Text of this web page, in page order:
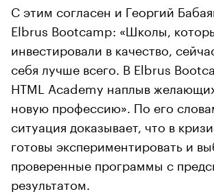
С этим согласен и Георгий
Elbrus Bootcamp: «Школы,
инвестировали в качество,
себя лучше всего. В Elbrus
HTML Academy наплыв
новую профессию». По его
ситуация доказывает, что в
готовы экспериментировать и
проверенные программы с
результатом.